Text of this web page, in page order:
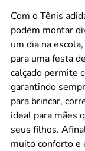
Com o Tênis
podem montar
um dia na
para uma festa
calçado permite
garantindo
para brincar,
ideal para mães
seus filhos.
muito conforto e